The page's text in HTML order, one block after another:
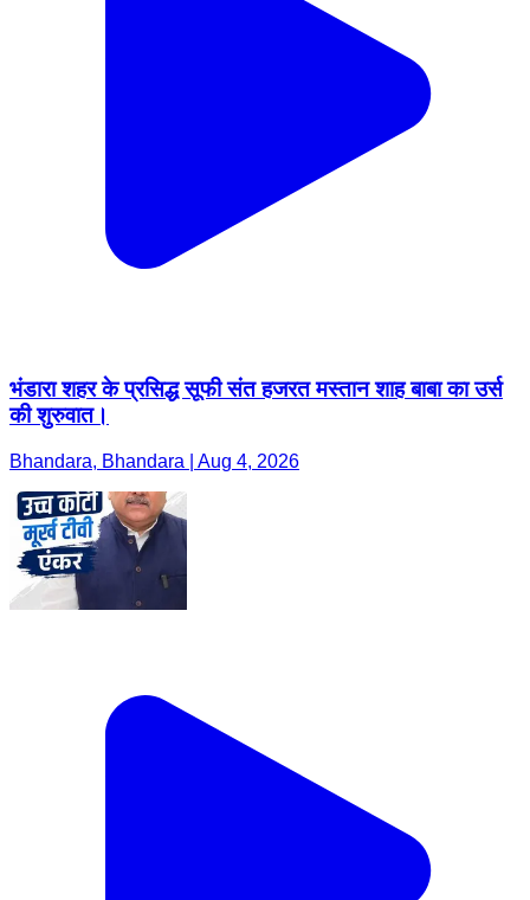
भंडारा शहर के प्रसिद्ध सूफी संत हजरत मस्तान शाह बाबा का उर्स
की शुरुवात।
Bhandara, Bhandara | Aug 4, 2026